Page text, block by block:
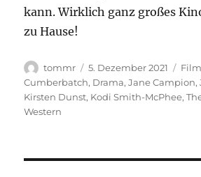
kann. Wirklich ganz großes
zu Hause!
Autor
tommr
Veröffentlicht
am
5. Dezember 2021 Film
Cumberbatch, Drama,Jane Campion,
Kirsten Dunst, Kodi Smith-McPhee,
Western